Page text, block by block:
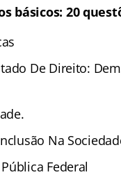
básicos: 20
De Direito:
Na
Federal